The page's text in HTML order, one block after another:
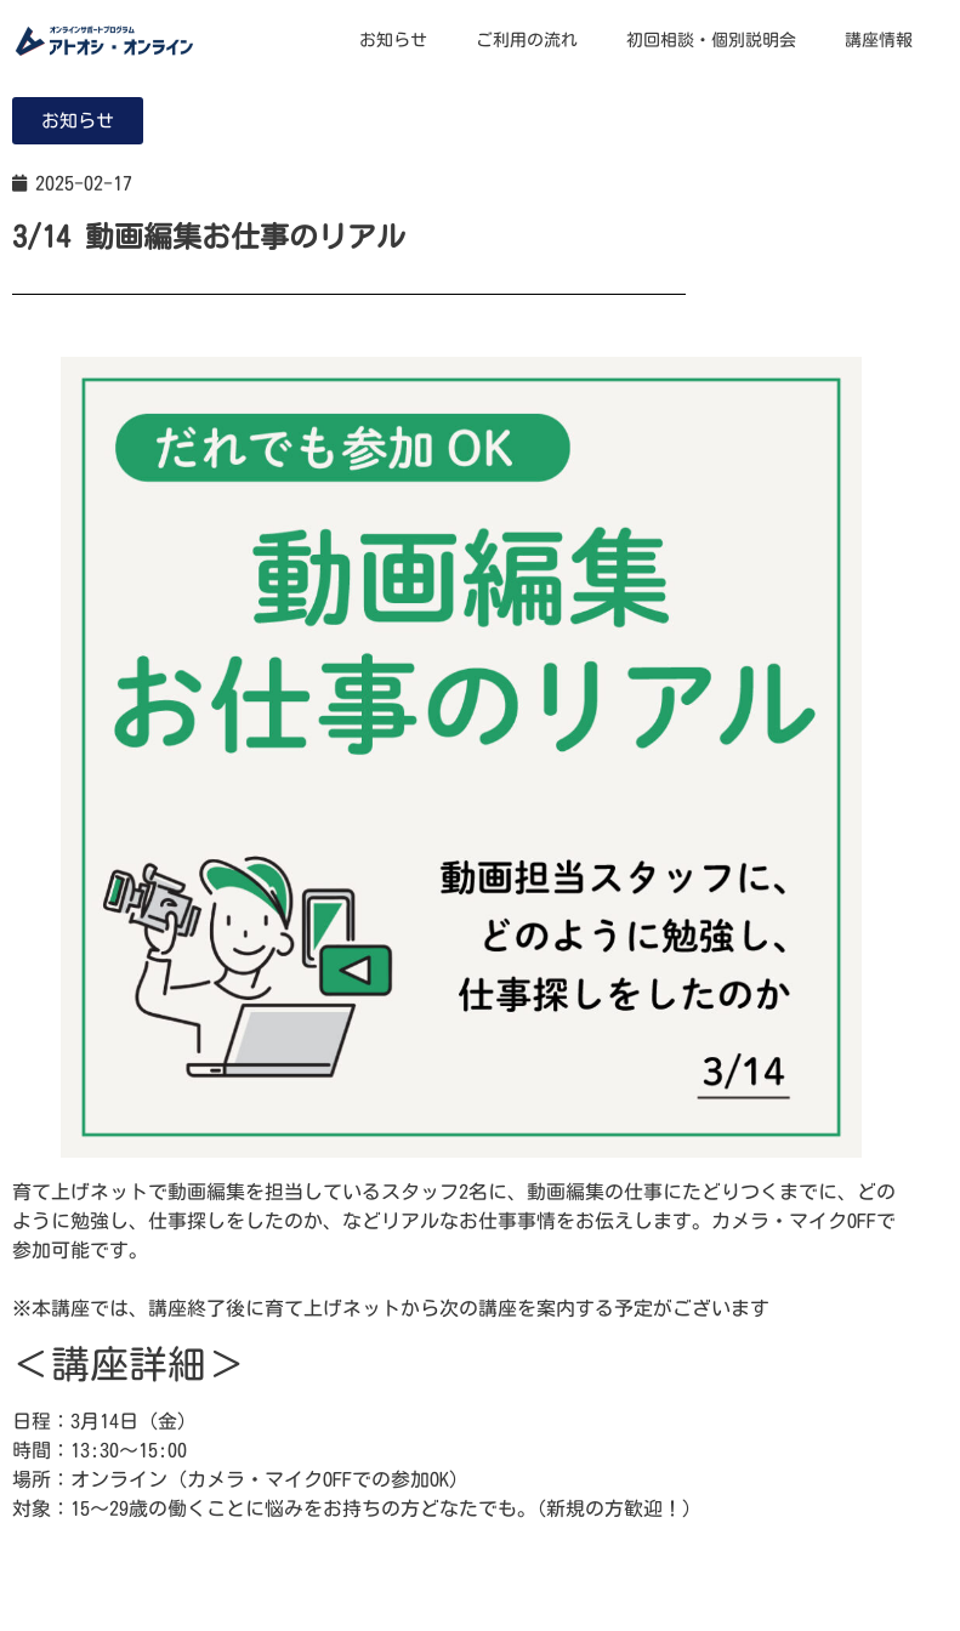
お知らせ ご利用の流れ 初回相談・個別説明会 講座情報
お知らせ
2025-02-17
3/14 動画編集お仕事のリアル
育て上げネットで動画編集を担当しているスタッフ2名に、動画編集の仕事にたどりつくまでに、どの
ように勉強し、仕事探しをしたのか、などリアルなお仕事事情をお伝えします。カメラ・マイクOFFで
参加可能です。
※本講座では、講座終了後に育て上げネットから次の講座を案内する予定がございます
＜講座詳細＞
日程：3月14日（金）
時間：13:30～15:00
場所：オンライン（カメラ・マイクOFFでの参加OK）
対象：15～29歳の働くことに悩みをお持ちの方どなたでも。(新規の方歓迎！）